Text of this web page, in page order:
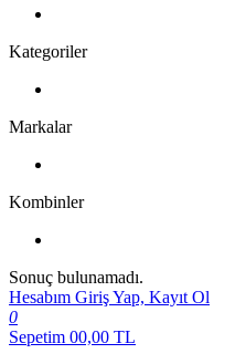
Kategoriler
Markalar
Kombinler
Sonuç bulunamadı.
Hesabım Giriş Yap, Kayıt Ol
0
Sepetim 00,00 TL